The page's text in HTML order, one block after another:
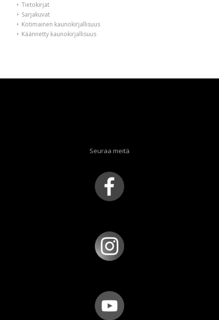
Tietokirjat
Sarjakuvat
Kotimainen kaunokirjallisuus
Käännetty kaunokirjallisuus
Seuraa meitä